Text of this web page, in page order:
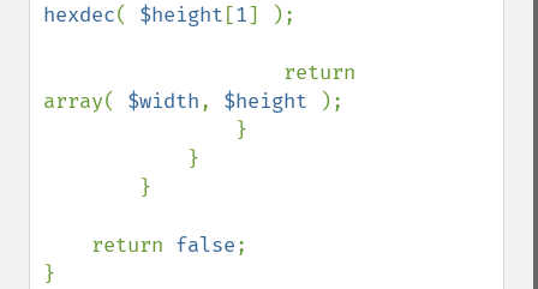
hexdec( $height [1] );
array( $width, $height
);
    return
false;